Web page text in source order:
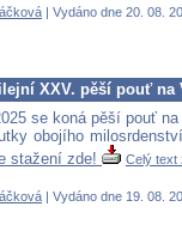
| Vydáno dne 20. 08.
XXV. pěší pouť na
se koná pěší pouť
obojího
stažení zde! Celý text
| Vydáno dne 19. 08.